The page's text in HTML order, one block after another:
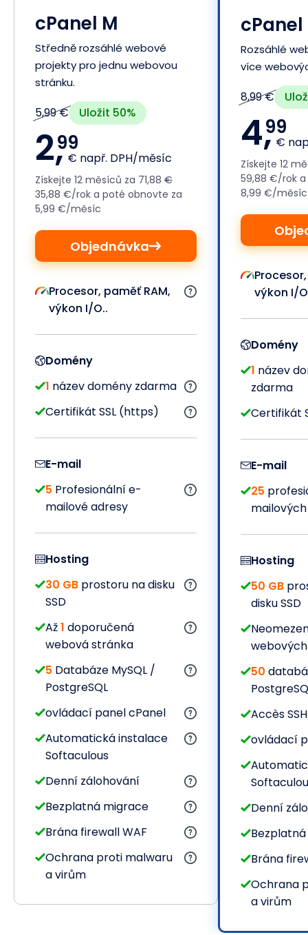
cPanel M
Středně rozsáhlé webové
projekty pro jednu webovou
stránku.
5,99 € Uložit 50%
2,99
€ např. DPH/měsíc
Získejte 12 měsíců za 71,88 €
35,88 €/rok a poté obnovte za
5,99 €/měsíc
Objednávka
Procesor, paměť RAM,
výkon I/O..
Domény
1 název domény zdarma
Certifikát SSL (https)
E-mail
5 Profesionální e-
mailové adresy
Hosting
30 GB prostoru na disku
SSD
Až1 doporučená
webová stránka
5 Databáze MySQL /
PostgreSQL
ovládací panel cPanel
Automatická instalace
Softaculous
Denní zálohování
Bezplatná migrace
Brána firewall WAF
Ochrana proti malwaru
a virům
cPanel
Rozsáhlé
více
8,99 €
4,99
€
Získejte 12
59,88 €/rok
8,99 €/měsíc
výkon I/
Domény
1 název
zdarma
Certifikát
E-mail
25
Hosting
50 GB
disku SSD
50
Accès SSH
ovládací
Denní
Brána
Ochrana
a virům